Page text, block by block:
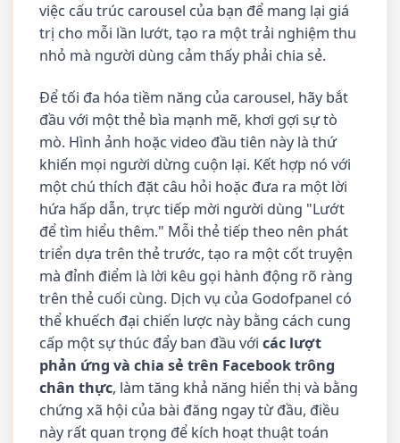
việc cấu trúc carousel của bạn để mang lại giá
trị cho mỗi lần lướt, tạo ra một trải nghiệm thu
nhỏ mà người dùng cảm thấy phải chia sẻ.
Để tối đa hóa tiềm năng của carousel, hãy bắt
đầu với một thẻ bìa mạnh mẽ, khơi gợi sự tò
mò. Hình ảnh hoặc video đầu tiên này là thứ
khiến mọi người dừng cuộn lại. Kết hợp nó với
một chú thích đặt câu hỏi hoặc đưa ra một lời
hứa hấp dẫn, trực tiếp mời người dùng "Lướt
để tìm hiểu thêm." Mỗi thẻ tiếp theo nên phát
triển dựa trên thẻ trước, tạo ra một cốt truyện
mà đỉnh điểm là lời kêu gọi hành động rõ ràng
trên thẻ cuối cùng. Dịch vụ của Godofpanel có
thể khuếch đại chiến lược này bằng cách cung
cấp một sự thúc đẩy ban đầu vớicác lượt
phản ứng và chia sẻ trên Facebook trông
chân thực, làm tăng khả năng hiển thị và bằng
chứng xã hội của bài đăng ngay từ đầu, điều
này rất quan trọng để kích hoạt thuật toán